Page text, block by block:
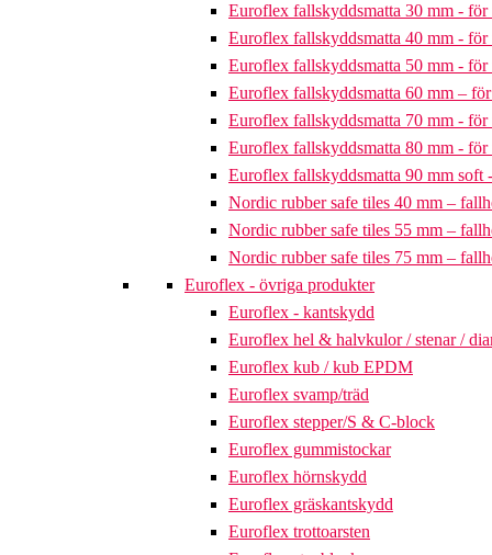
Euroflex fallskyddsmatta 30 mm -
Euroflex fallskyddsmatta 40 mm -
Euroflex fallskyddsmatta 50 mm -
Euroflex fallskyddsmatta 60 mm –
Euroflex fallskyddsmatta 70 mm -
Euroflex fallskyddsmatta 80 mm -
Euroflex fallskyddsmatta 90 mm soft
Nordic rubber safe tiles 40 mm –
Nordic rubber safe tiles 55 mm –
Nordic rubber safe tiles 75 mm –
Euroflex - övriga produkter
Euroflex - kantskydd
Euroflex hel & halvkulor / stenar /
Euroflex kub / kub EPDM
Euroflex svamp/träd
Euroflex stepper/S & C-block
Euroflex gummistockar
Euroflex hörnskydd
Euroflex gräskantskydd
Euroflex trottoarsten